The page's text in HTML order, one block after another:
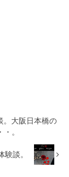
。大阪日本橋の
。
験談。